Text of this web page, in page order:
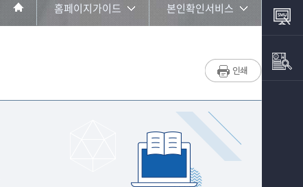
홈페이지가이드
대학원
본인확인서비스
본인확인서비스